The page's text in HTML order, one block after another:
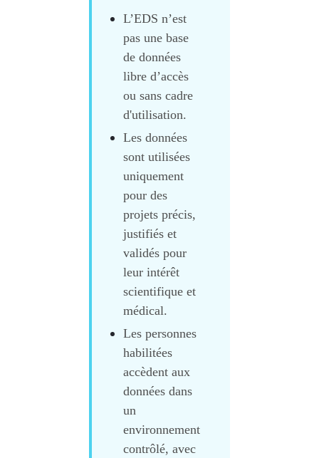
L’EDS n’est
pas une base
de données
libre d’accès
ou sans cadre
d'utilisation.
Les données
sont utilisées
uniquement
pour des
projets précis,
justifiés et
validés pour
leur intérêt
scientifique et
médical.
Les personnes
habilitées
accèdent aux
données dans
un
environnement
contrôlé, avec